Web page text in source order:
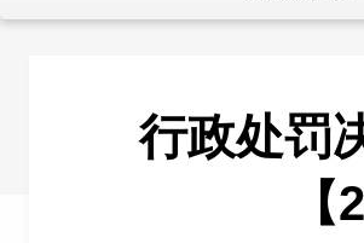
行政处罚